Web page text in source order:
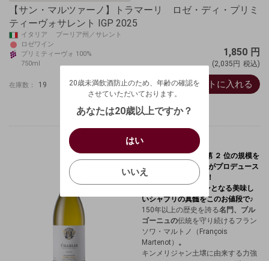
【サン・マルツァーノ】トラマーリ ロゼ・ディ・プリミ
ティーヴォサレント IGP 2025
イタリア プーリア州／サレント
ロゼワイン
プリミティーヴォ 100%
750ml
1,850 円
(2,035円 税込)
在庫数： 19 カートに入れる
✨ブルゴーニュ地方第 ２ 位の規模を
誇る著名 ネゴシアンがプロデュース
した極上のシャブリ！
3000 円台～がメインとなる美味し
いシャブリの真髄をこのお値段で♪
150年以上の歴史を誇る名門、ブル
ゴーニュの伝統を守り続けるフラン
ソワ・マルトノ（François
Martenot）
。
キンメリジャン土壌に由来する力強
お買い物を続ける カートへ進む
20歳未満飲酒防止のため、年齢の確認を
させていただいております。
あなたは20歳以上ですか？
はい
いいえ
生年月日を入力してください。
西暦
/
確認する
ログアウトします。よろしいですか？
いいえ